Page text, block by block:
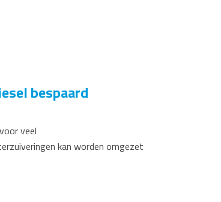
bespaard
veel
kan worden omgezet